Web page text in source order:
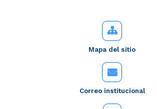
Mapa del sitio
Correo institucional